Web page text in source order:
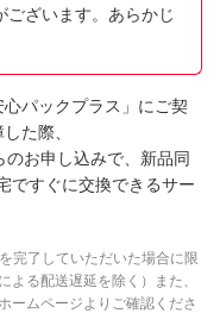
ございます。あらかじ
心パックプラス」にご契
た際、
お申し込みで、新品同
ですぐに交換できるサー
完了していただいた場合に限
よる配送遅延を除く）また、
ームページよりご確認くださ